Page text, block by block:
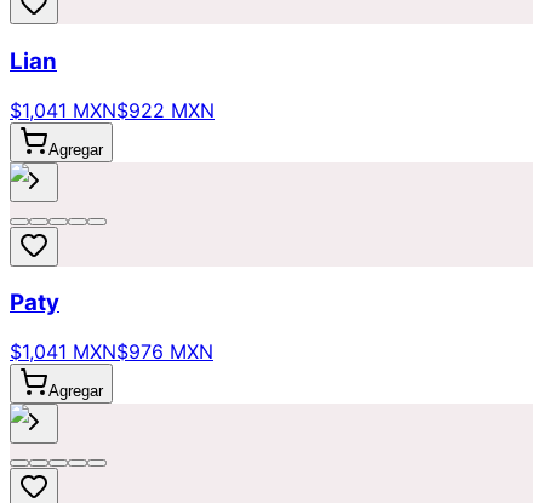
Lian
$1,041 MXN$922 MXN
Agregar
Paty
$1,041 MXN$976 MXN
Agregar